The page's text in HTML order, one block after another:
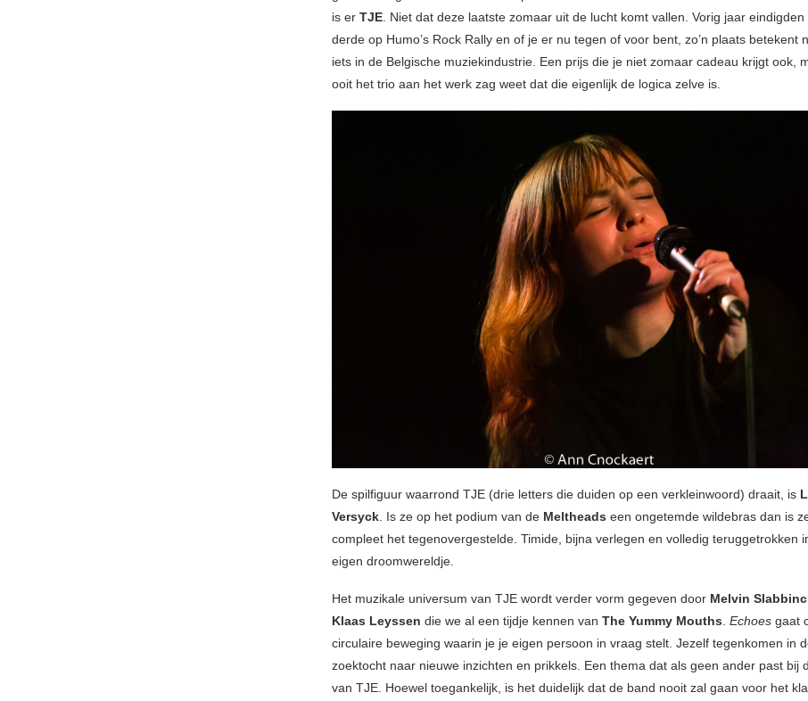
is er TJE. Niet dat deze laatste zomaar uit de lucht komt vallen. Vorig jaar
derde op Humo’s Rock Rally en of je er nu tegen of voor bent, zo’n plaats betekent
iets in de Belgische muziekindustrie. Een prijs die je niet zomaar cadeau krijgt ook,
ooit het trio aan het werk zag weet dat die eigenlijk de logica zelve is.
De spilfiguur waarrond TJE (drie letters die duiden op een verkleinwoord) draait, is
Versyck . Is ze op het podium van de Meltheads een ongetemde wildebras dan is
compleet het tegenovergestelde. Timide, bijna verlegen en volledig teruggetrokken
eigen droomwereldje.
Het muzikale universum van TJE wordt verder vorm gegeven door Melvin
Klaas Leyssen die we al een tijdje kennen van The Yummy Mouths Echoes gaat
circulaire beweging waarin je je eigen persoon in vraag stelt. Jezelf tegenkomen in
zoektocht naar nieuwe inzichten en prikkels. Een thema dat als geen ander past bij
van TJE. Hoewel toegankelijk, is het duidelijk dat de band nooit zal gaan voor het